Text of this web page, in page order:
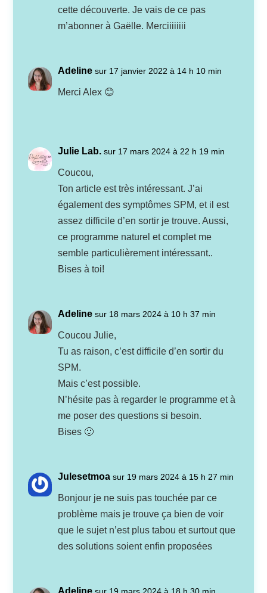
cette découverte. Je vais de ce pas
m’abonner à Gaëlle. Merciiiiiiii
Adeline sur 17 janvier 2022 à 14 h 10 min
Merci Alex 😊
Julie Lab. sur 17 mars 2024 à 22 h 19 min
Coucou,
Ton article est très intéressant. J’ai
également des symptômes SPM, et il est
assez difficile d’en sortir je trouve. Aussi,
ce programme naturel et complet me
semble particulièrement intéressant..
Bises à toi!
Adeline sur 18 mars 2024 à 10 h 37 min
Coucou Julie,
Tu as raison, c’est difficile d’en sortir du
SPM.
Mais c’est possible.
N’hésite pas à regarder le programme et à
me poser des questions si besoin.
Bises 🙂
Julesetmoa sur 19 mars 2024 à 15 h 27 min
Bonjour je ne suis pas touchée par ce
problème mais je trouve ça bien de voir
que le sujet n’est plus tabou et surtout que
des solutions soient enfin proposées